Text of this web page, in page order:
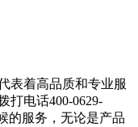
表着高品质和专业服
打电话400-0629-
的服务，无论是产品